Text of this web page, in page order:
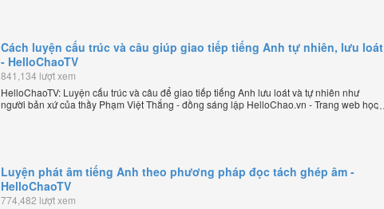
Cách luyện cấu trúc và câu giúp giao tiếp tiếng Anh tự nhiên, lưu loát
- HelloChaoTV
841,134 lượt xem
HelloChaoTV: Luyện cấu trúc và câu để giao tiếp tiếng Anh lưu loát và tự nhiên như
người bản xứ của thầy Phạm Việt Thắng - đồng sáng lập HelloChao.vn - Trang web học
Luyện phát âm tiếng Anh theo phương pháp đọc tách ghép âm -
HelloChaoTV
774,482 lượt xem